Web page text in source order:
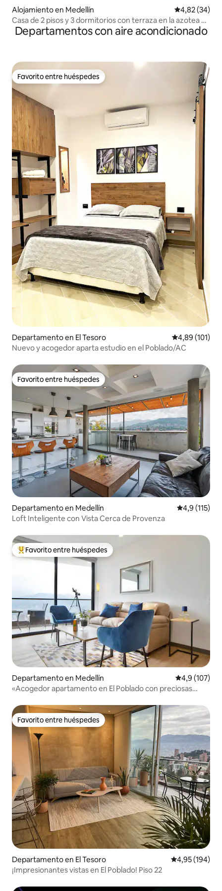
Alojamiento en Medellín Calificación
4,82 (34)
Casa de 2 pisos y 3 dormitorios con terraza en la azotea y
vistas
Departamentos con aire acondicionado
Favorito entre huéspedes
Favorito entre huéspedes
Departamento en El Tesoro Calificación
4,89 (101)
Nuevo y acogedor aparta estudio en el Poblado/AC
Favorito entre huéspedes
Favorito entre huéspedes
Departamento en Medellín Calificación
4,9 (115)
Loft Inteligente con Vista Cerca de Provenza
Favorito entre los huéspedes más destacados
Favorito entre huéspedes
Departamento en Medellín Calificación
4,9 (107)
«Acogedor apartamento en El Poblado con preciosas
Favorito entre huéspedes
Favorito entre huéspedes
Departamento en El Tesoro Calificación
4,95 (194)
¡Impresionantes vistas en El Poblado! Piso 22